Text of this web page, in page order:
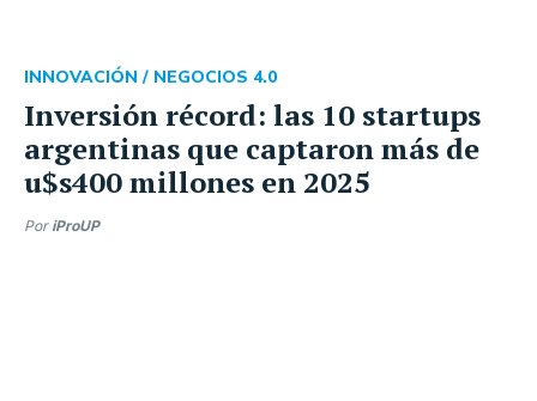
Inversión récord: las 10 startups
argentinas que captaron más de
u$s400 millones en 2025
INNOVACIÓN / NEGOCIOS 4.0
Por iProUP